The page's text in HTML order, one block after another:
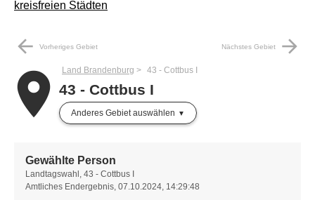
kreisfreien Städten
arrow_back Vorheriges Gebiet Nächstes Gebiet arrow_forward
placeLand Brandenburg 43 - Cottbus I
43 - Cottbus I
Anderes Gebiet auswählen
Gewählte Person
Landtagswahl, 43 - Cottbus I
Amtliches Endergebnis, 07.10.2024, 14:29:48